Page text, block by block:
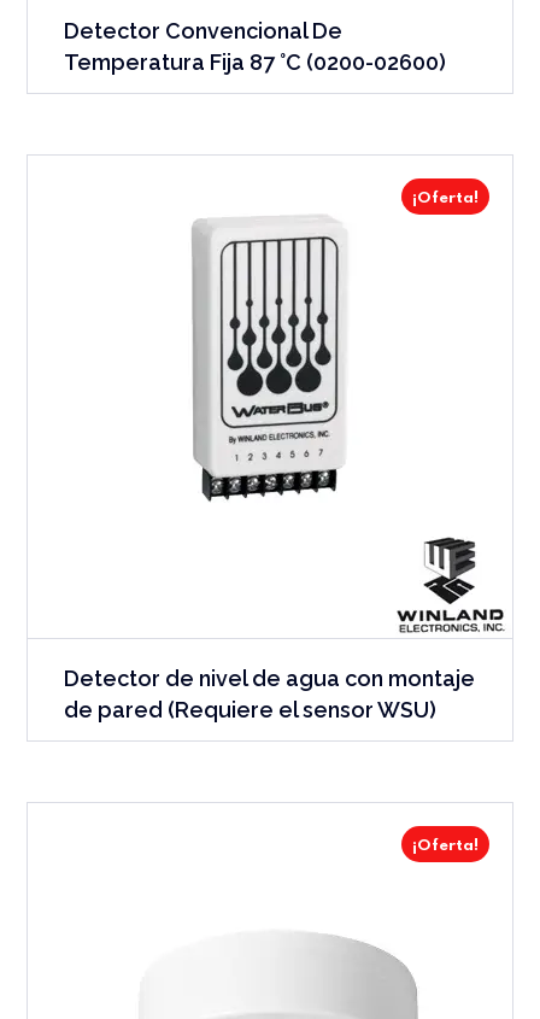
Detector Convencional De
Temperatura Fija 87 °C (0200-02600)
¡Oferta!
Detector de nivel de agua con montaje
de pared (Requiere el sensor WSU)
¡Oferta!